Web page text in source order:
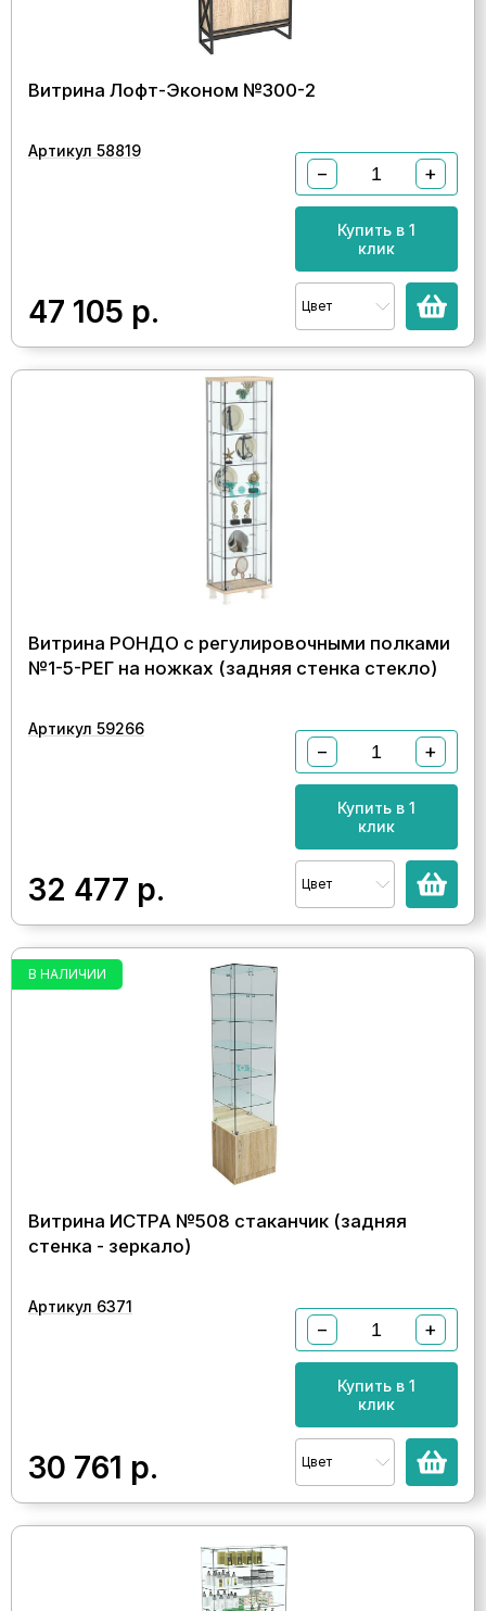
Витрина Лофт-Эконом №300-2
Артикул 58819
47 105 р.
− +
Купить в 1
клик
Цвет
Витрина РОНДО с регулировочными полками
№1-5-РЕГ на ножках (задняя стенка стекло)
Артикул 59266
32 477 р.
− +
Купить в 1
клик
Цвет
В НАЛИЧИИ
Витрина ИСТРА №508 стаканчик (задняя
стенка - зеркало)
Артикул 6371
30 761 р.
− +
Купить в 1
клик
Цвет